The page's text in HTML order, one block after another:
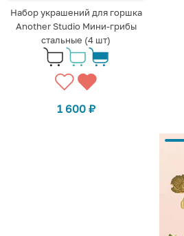
Набор украшений для горшка
Another Studio Мини-грибы
стальные (4 шт)
1 600 ₽